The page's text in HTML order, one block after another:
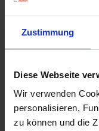
Zustimmung
Diese Webseite
Wir verwenden
personalisieren,
zu können und die